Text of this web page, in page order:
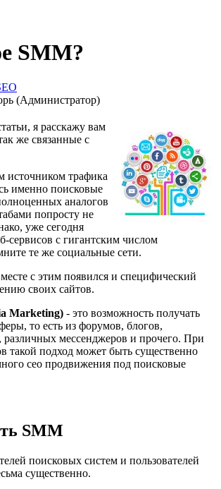
SMM?
(Администратор)
я расскажу вам
же связанные с
источником трафика
именно поисковые
аналогов
попросту не
уже сегодня
сервисов с гигантским числом
те же социальные сети.
с этим появился и специфический
своих сайтов.
Marketing) - это возможность получать
то есть из форумов, блогов,
различных мессенджеров и прочего. При
такой подход может быть существенно
сео продвижения под поисковые
SMM
поисковых систем и пользователей
существенно.